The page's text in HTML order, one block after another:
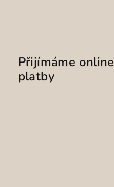
Přijímáme online
platby